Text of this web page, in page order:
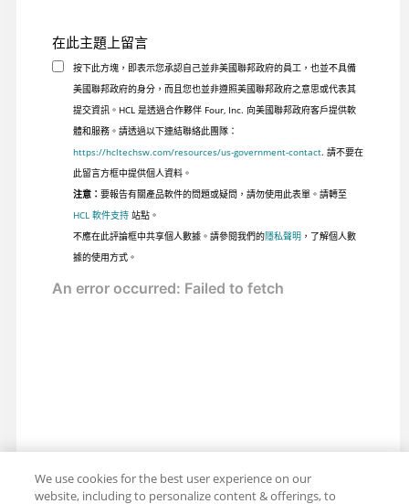
在此主題上留言
按下此方塊，即表示您承認自己並非美國聯邦政府的員工，也並不具備
美國聯邦政府的身分，而且您也並非遵照美國聯邦政府之意思或代表其
提交資訊。HCL 是透過合作夥伴 Four, Inc. 向美國聯邦政府客戶提供軟
體和服務。請透過以下連結聯絡此團隊：
https://hcltechsw.com/resources/us-government-contact. 請不要在
此留言方框中提供個人資料。
注意： 要報告有關產品軟件的問題或疑問，請勿使用此表單。請轉至
HCL 軟件支持站點。
不應在此評論框中共享個人數據。請參閱我們的隱私聲明 ，了解個人數
據的使用方式。
We use cookies for the best user experience on our
website, including to personalize content & offerings, to